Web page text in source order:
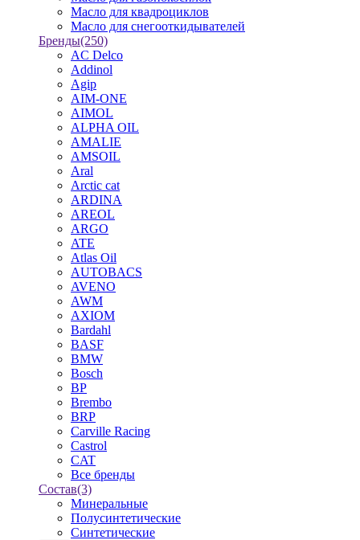
Масло для квадроциклов
Масло для снегооткидывателей
Бренды(250)
AC Delco
Addinol
Agip
AIM-ONE
AIMOL
ALPHA OIL
AMALIE
AMSOIL
Aral
Arctic cat
ARDINA
AREOL
ARGO
ATE
Atlas Oil
AUTOBACS
AVENO
AWM
AXIOM
Bardahl
BASF
BMW
Bosch
BP
Brembo
BRP
Carville Racing
Castrol
CAT
Все бренды
Состав(3)
Минеральные
Полусинтетические
Синтетические